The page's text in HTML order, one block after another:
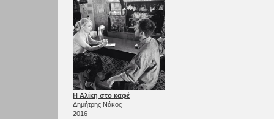
Η Αλίκη στο καφέ
Δημήτρης Νάκος
2016